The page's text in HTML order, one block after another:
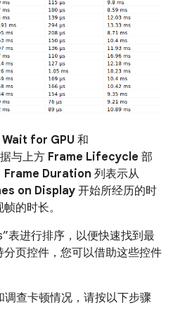
Wait for GPU 和
与上方 Frame Lifecycle 部
Frame Duration 列表示从
on Display 开始所经历的时
的时长。
表进行排序，以便快速找到最
页控件，您可以借助这些控件
调查卡顿情况，请按以下步骤